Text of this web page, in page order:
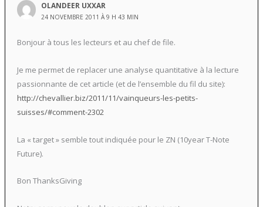
OLANDEER UXXAR
24 NOVEMBRE 2011 À 9 H 43 MIN
Bonjour à tous les lecteurs et au chef de file.
Je me permet de replacer une analyse quantitative à la lecture
passionnante de cet article (et de l’ensemble du fil du site):
http://chevallier.biz/2011/11/vainqueurs-les-petits-
suisses/#comment-2302
La « target » semble tout indiquée pour le ZN (10year T-Note
Future).
Bon ThanksGiving